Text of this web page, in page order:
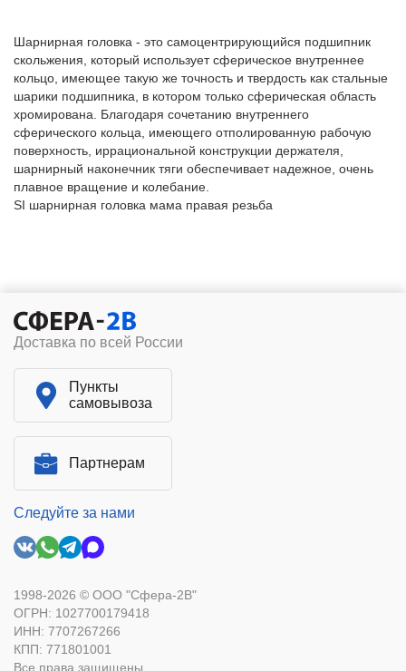
Шарнирная головка - это самоцентрирующийся подшипник
скольжения, который использует сферическое внутреннее
кольцо, имеющее такую же точность и твердость как стальные
шарики подшипника, в котором только сферическая область
хромирована. Благодаря сочетанию внутреннего
сферического кольца, имеющего отполированную рабочую
поверхность, иррациональной конструкции держателя,
шарнирный наконечник тяги обеспечивает надежное, очень
плавное вращение и колебание.
SI шарнирная головка мама правая резьба
Доставка по всей России
Пункты
самовывоза
Партнерам
Следуйте за нами
1998-2026 © ООО "Сфера-2В"
ОГРН: 1027700179418
ИНН: 7707267266
КПП: 771801001
Все права защищены